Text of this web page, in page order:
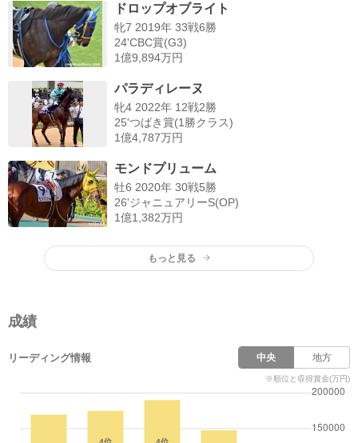
ドロップオブライト
牝7 2019年 33戦6勝
24'CBC賞(G3)
1億9,894万円
パラディレーヌ
牝4 2022年 12戦2勝
25'つばき賞(1勝クラス)
1億4,787万円
モンドプリューム
牡6 2020年 30戦5勝
26'ジャニュアリーS(OP)
1億1,382万円
もっと見る
成績
リーディング情報 中央 地方
※順位と収得賞金(万円)